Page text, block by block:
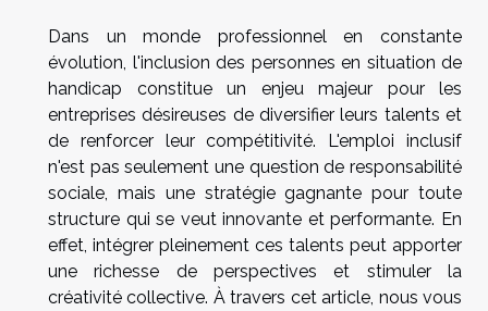
Dans un monde professionnel en constante
évolution, l'inclusion des personnes en situation de
handicap constitue un enjeu majeur pour les
entreprises désireuses de diversifier leurs talents et
de renforcer leur compétitivité. L'emploi inclusif
n'est pas seulement une question de responsabilité
sociale, mais une stratégie gagnante pour toute
structure qui se veut innovante et performante. En
effet, intégrer pleinement ces talents peut apporter
une richesse de perspectives et stimuler la
créativité collective. À travers cet article, nous vous